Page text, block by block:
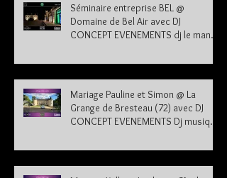
Séminaire entreprise BEL @
Domaine de Bel Air avec DJ
CONCEPT EVENEMENTS dj le mans
Mariage Pauline et Simon @ La
Grange de Bresteau (72) avec DJ
CONCEPT EVENEMENTS Dj musique